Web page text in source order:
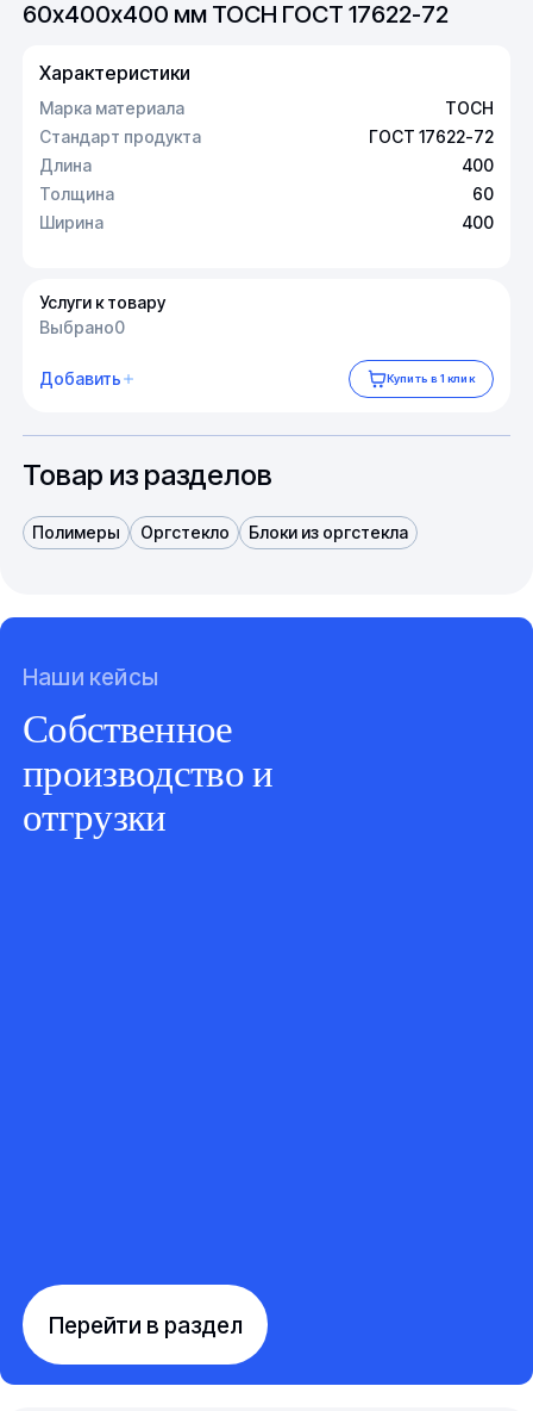
60х400х400 мм ТОСН ГОСТ 17622-72
Характеристики
Марка материала
ТОСН
Стандарт продукта
ГОСТ 17622-72
Длина
400
Толщина
60
Ширина
400
Услуги к товару
Выбрано0
Добавить Купить в 1 клик
Товар из разделов
Полимеры Оргстекло Блоки из оргстекла
Наши кейсы
Собственное
производство и
отгрузки
Перейти в раздел